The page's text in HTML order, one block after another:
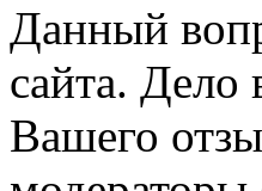
Данный
сайта. Дело
Вашего